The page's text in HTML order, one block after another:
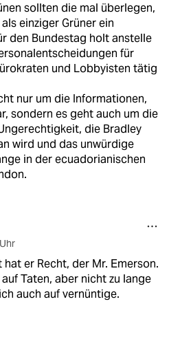
sollten die mal überlegen,
einziger Grüner ein
den Bundestag holt anstelle
für
und Lobbyisten tätig
nur um die Informationen,
sondern es geht auch um die
die Bradley
wird und das unwürdige
in der ecuadorianischen
hat er Recht, der Mr. Emerson.
Taten, aber nicht zu lange
auch auf vernüntige.